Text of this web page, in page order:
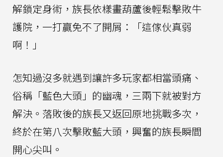
解鎖定身術，族長依樣畫葫蘆後輕鬆擊敗牛
護院，一打贏免不了開屑：「這傢伙真弱
啊！」
怎知過沒多就遇到讓許多玩家都相當頭痛、
俗稱「藍色大頭」的幽魂，三兩下就被對方
解決。落敗後的族長又返回原地挑戰多次，
終於在第八次擊敗藍大頭，興奮的族長瞬間
開心尖叫。